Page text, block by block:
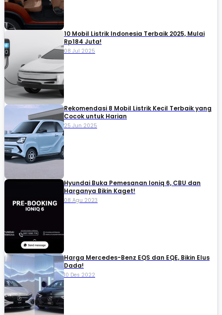
10 Mobil Listrik Indonesia Terbaik 2025, Mulai
Rp184 Juta!
08 Jul 2025
Rekomendasi 8 Mobil Listrik Kecil Terbaik yang
Cocok untuk Harian
25 Jun 2025
Hyundai Buka Pemesanan Ioniq 6, CBU dan
Harganya Bikin Kaget!
08 Agu 2023
Harga Mercedes-Benz EQS dan EQE, Bikin Elus
Dada!
10 Des 2022